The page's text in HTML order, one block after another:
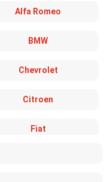
Alfa Romeo
BMW
Chevrolet
Citroen
Fiat